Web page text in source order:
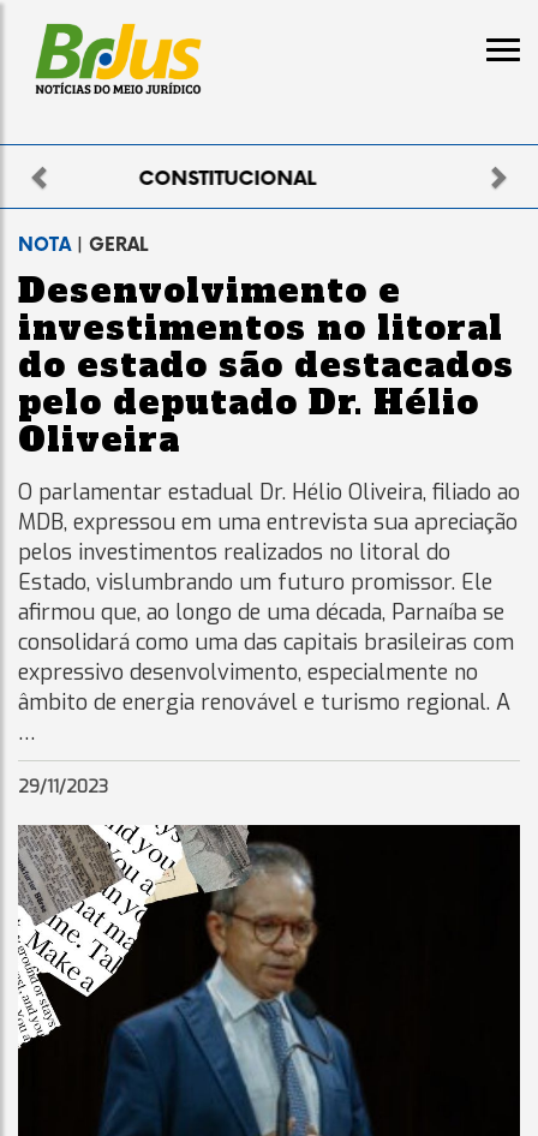
ELEITORAL
Previous
NOTA| GERAL
Desenvolvimento e
investimentos no litoral
do estado são destacados
pelo deputado Dr. Hélio
Oliveira
O parlamentar estadual Dr. Hélio Oliveira, filiado ao
MDB, expressou em uma entrevista sua apreciação
pelos investimentos realizados no litoral do
Estado, vislumbrando um futuro promissor. Ele
afirmou que, ao longo de uma década, Parnaíba se
consolidará como uma das capitais brasileiras com
expressivo desenvolvimento, especialmente no
âmbito de energia renovável e turismo regional. A
…
29/11/2023